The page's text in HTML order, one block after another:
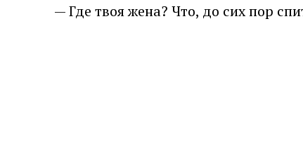
— Где твоя жена? Что, до сих пор